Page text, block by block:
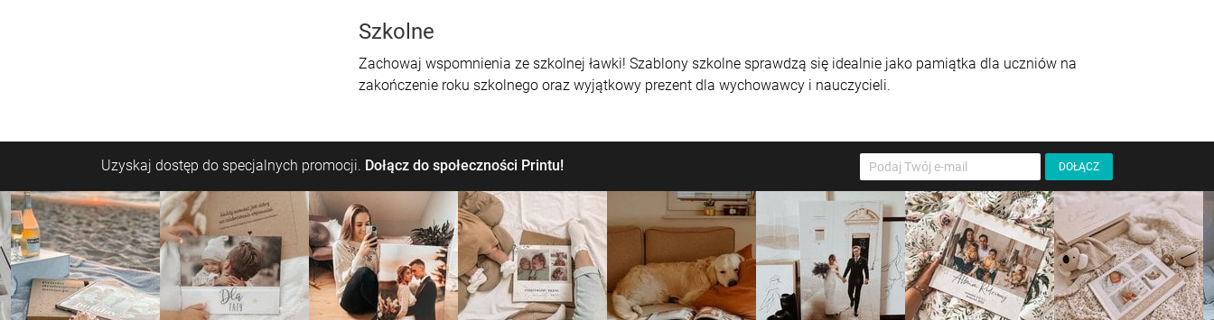
Szkolne
Zachowaj wspomnienia ze szkolnej ławki! Szablony szkolne sprawdzą się idealnie jako pamiątka dla uczniów na
zakończenie roku szkolnego oraz wyjątkowy prezent dla wychowawcy i nauczycieli.
Uzyskaj dostęp do specjalnych promocji. Dołącz do społeczności Printu!